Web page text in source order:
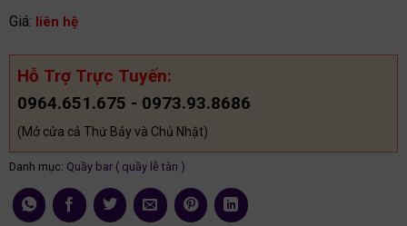
Giá: liên hệ
Hỗ Trợ Trực Tuyến:
0964.651.675 - 0973.93.8686
(Mở cửa cả Thứ Bảy và Chủ Nhật)
Danh mục: Quầy bar ( quầy lễ tân )